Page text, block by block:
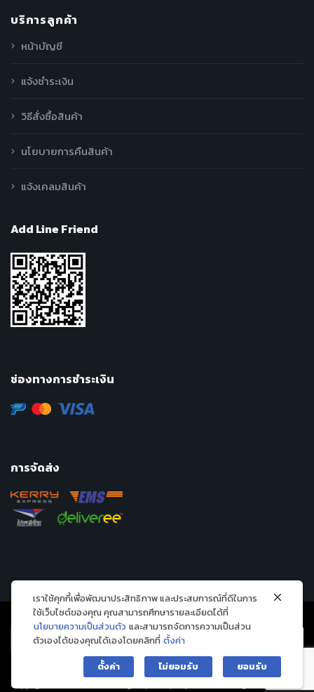
บริการลูกค้า
หน้าบัญชี
แจ้งชำระเงิน
วิธีสั่งซื้อสินค้า
นโยบายการคืนสินค้า
แจ้งเคลมสินค้า
Add Line Friend
ช่องทางการชำระเงิน
การจัดส่ง
Copyright 2026 © Avarin intergroup company limited. All Rights Reserved.
เราใช้คุกกี้เพื่อพัฒนาประสิทธิภาพ และประสบการณ์ที่ดีในการ
ใช้เว็บไซต์ของคุณ คุณสามารถศึกษารายละเอียดได้ที่
นโยบายความเป็นส่วนตัว และสามารถจัดการความเป็นส่วน
ตัวเองได้ของคุณได้เองโดยคลิกที่ ตั้งค่า
ตั้งค่า
ไม่ยอมรับ ยอมรับ